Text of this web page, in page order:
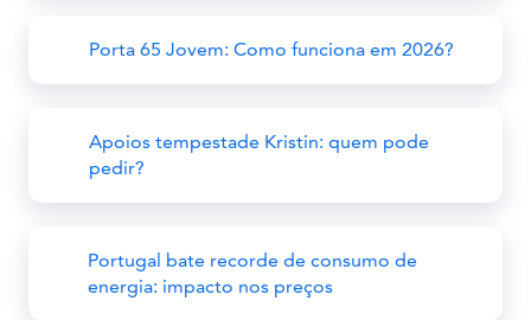
Porta 65 Jovem: Como funciona em 2026?
Apoios tempestade Kristin: quem pode
pedir?
Portugal bate recorde de consumo de
energia: impacto nos preços